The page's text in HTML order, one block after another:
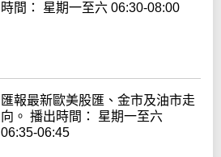
時間： 星期一至六 06:30-08:00
匯報最新歐美股匯、金市及油市走
向。 播出時間： 星期一至六
06:35-06:45